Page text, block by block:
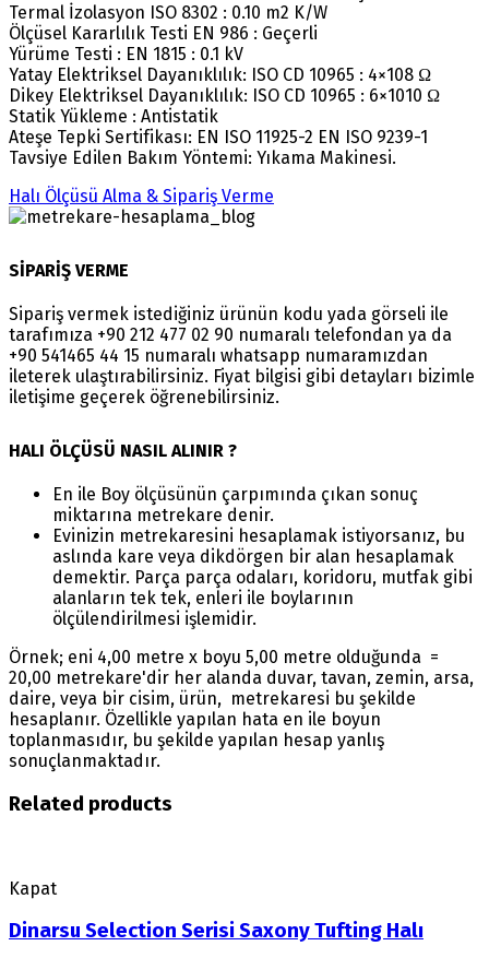
Termal İzolasyon ISO 8302 : 0.10 m2 K/W
Ölçüsel Kararlılık Testi EN 986 : Geçerli
Yürüme Testi : EN 1815 : 0.1 kV
Yatay Elektriksel Dayanıklılık: ISO CD 10965 : 4×108 Ω
Dikey Elektriksel Dayanıklılık: ISO CD 10965 : 6×1010 Ω
Statik Yükleme : Antistatik
Ateşe Tepki Sertifikası: EN ISO 11925-2 EN ISO 9239-1
Tavsiye Edilen Bakım Yöntemi: Yıkama Makinesi.
Halı Ölçüsü Alma & Sipariş Verme
SİPARİŞ VERME
Sipariş vermek istediğiniz ürünün kodu yada görseli ile
tarafımıza +90 212 477 02 90 numaralı telefondan ya da
+90 541465 44 15 numaralı whatsapp numaramızdan
ileterek ulaştırabilirsiniz. Fiyat bilgisi gibi detayları bizimle
iletişime geçerek öğrenebilirsiniz.
HALI ÖLÇÜSÜ NASIL ALINIR ?
En ile Boy ölçüsünün çarpımında çıkan sonuç
miktarına metrekare denir.
Evinizin metrekaresini hesaplamak istiyorsanız, bu
aslında kare veya dikdörgen bir alan hesaplamak
demektir. Parça parça odaları, koridoru, mutfak gibi
alanların tek tek, enleri ile boylarının
ölçülendirilmesi işlemidir.
Örnek; eni 4,00 metre x boyu 5,00 metre olduğunda =
20,00 metrekare'dir her alanda duvar, tavan, zemin, arsa,
daire, veya bir cisim, ürün, metrekaresi bu şekilde
hesaplanır. Özellikle yapılan hata en ile boyun
toplanmasıdır, bu şekilde yapılan hesap yanlış
sonuçlanmaktadır.
Related products
Kapat
Dinarsu Selection Serisi Saxony Tufting Halı